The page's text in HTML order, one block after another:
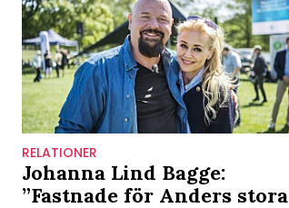
RELATIONER
Johanna Lind Bagge:
”Fastnade för Anders stora